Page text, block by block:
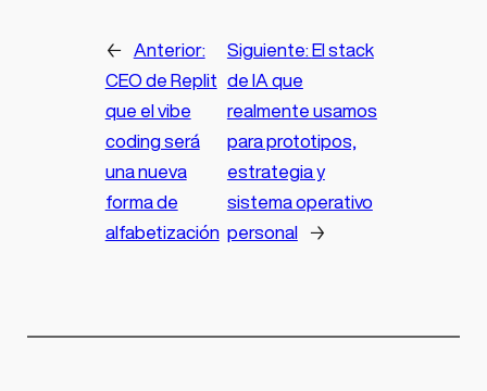
←
Anterior:
CEO de Replit
que el vibe
coding será
una nueva
forma de
alfabetización
Siguiente:El stack
de IA que
realmente usamos
para prototipos,
estrategia y
sistema operativo
personal
→